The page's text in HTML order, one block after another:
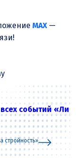
MAX —
событий «Ли
стройность»